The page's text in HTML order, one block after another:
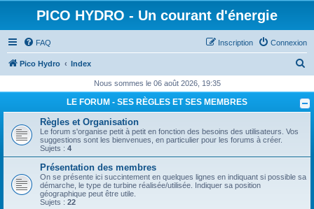
PICO HYDRO - Un courant d'énergie
FAQ Connexion
Inscription
Pico Hydro Index
c
h
Nous sommes le 06 août 2026, 19:35
LE FORUM - SES RÈGLES ET SES MEMBRES
Règles et Organisation
Le forum s'organise petit à petit en fonction des besoins des utilisateurs. Vos
suggestions sont les bienvenues, en particulier pour les forums à créer.
Sujets : 4
Présentation des membres
On se présente ici succintement en quelques lignes en indiquant si possible sa
démarche, le type de turbine réalisée/utilisée. Indiquer sa position
géographique peut être utile.
Sujets : 22